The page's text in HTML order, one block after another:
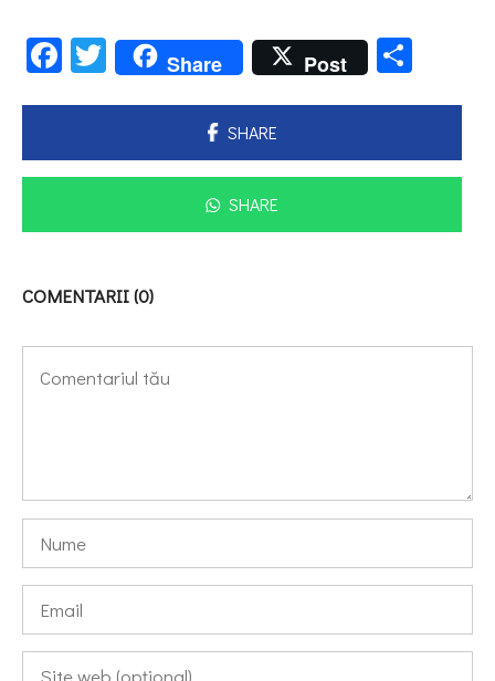
Facebook
Twitter
Share Post
SHARE
SHARE
COMENTARII (0)